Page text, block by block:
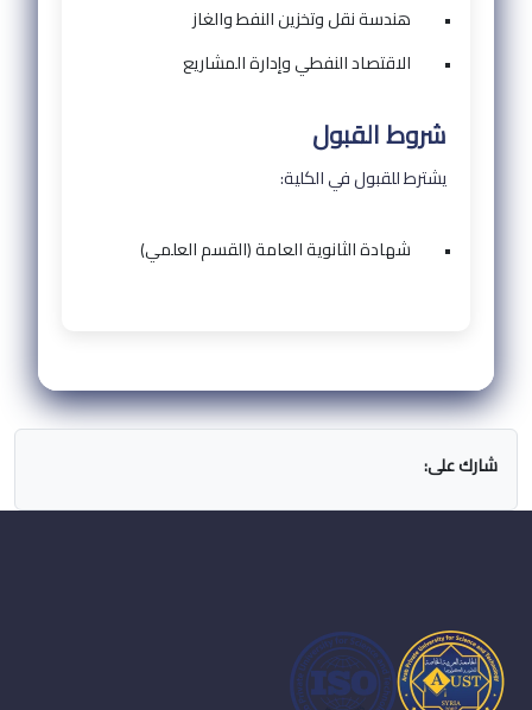
•
هندسة نقل وتخزين النفط والغاز
•
الاقتصاد النفطي وإدارة المشاريع
شروط القبول
يشترط للقبول في الكلية:
• شهادة الثانوية العامة (القسم العلمي)
شارك على: